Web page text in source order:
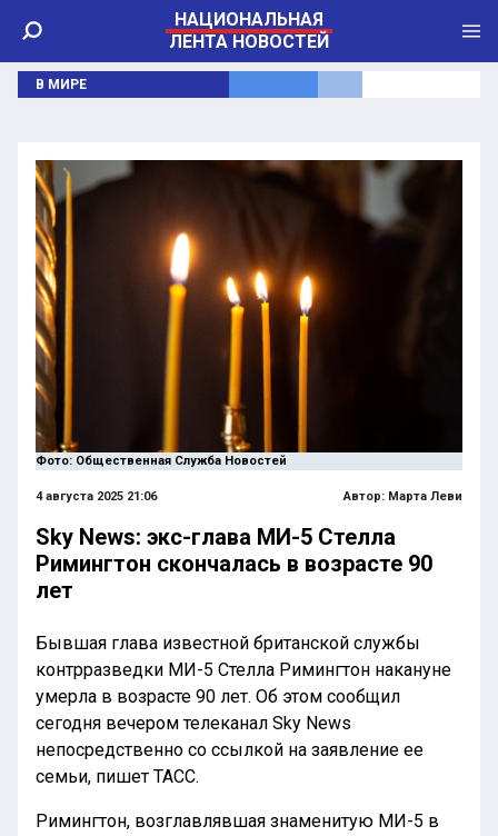
НАЦИОНАЛЬНАЯ
ЛЕНТА НОВОСТЕЙ
В МИРЕ
Фото: Общественная Служба Новостей
4 августа 2025 21:06 Автор: Марта Леви
Sky News: экс-глава МИ-5 Стелла
Римингтон скончалась в возрасте 90
лет
Бывшая глава известной британской службы
контрразведки МИ-5 Стелла Римингтон накануне
умерла в возрасте 90 лет. Об этом сообщил
сегодня вечером телеканал Sky News
непосредственно со ссылкой на заявление ее
семьи, пишет ТАСС.
Римингтон, возглавлявшая знаменитую МИ-5 в